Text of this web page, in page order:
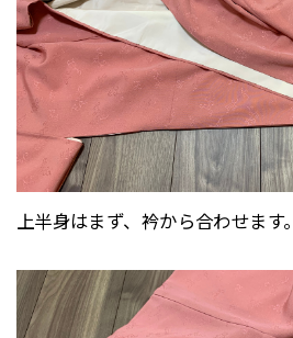
上半身はまず、衿から合わせます。